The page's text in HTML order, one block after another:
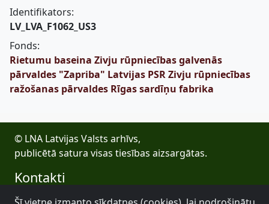
Identifikators:
LV_LVA_F1062_US3
Fonds:
Rietumu baseina Zivju rūpniecības galvenās
pārvaldes "Zapriba" Latvijas PSR Zivju rūpniecības
ražošanas pārvaldes Rīgas sardīņu fabrika
© LNA Latvijas Valsts arhīvs,
publicētā satura visas tiesības aizsargātas.
Kontakti
E-pasts: lva@arhivi.gov.lv